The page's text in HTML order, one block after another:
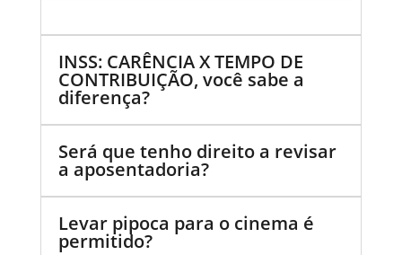
INSS: CARÊNCIA X TEMPO DE
CONTRIBUIÇÃO, você sabe a
diferença?
Será que tenho direito a revisar
a aposentadoria?
Levar pipoca para o cinema é
permitido?